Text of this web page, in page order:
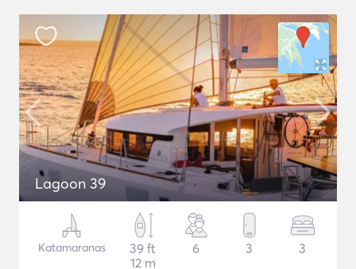
Lagoon 39
Katamaranas
39 ft
12 m
6 3 3